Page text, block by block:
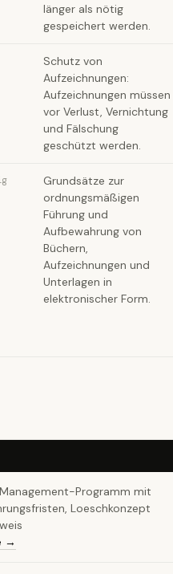
länger als nötig
gespeichert werden.
Schutz von
Aufzeichnungen:
Aufzeichnungen müssen
vor Verlust, Vernichtung
und Fälschung
geschützt werden.
Grundsätze zur
ordnungsmäßigen
Führung und
Aufbewahrung von
Büchern,
Aufzeichnungen und
Unterlagen in
elektronischer Form.
Programm mit
Loeschkonzept
→